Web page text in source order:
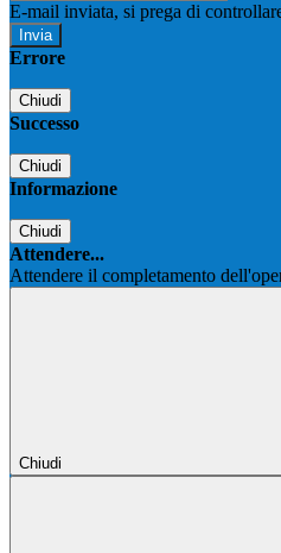
E-mail inviata, si prega di
Errore
Chiudi
Successo
Chiudi
Informazione
Chiudi
Attendere...
Attendere il completamento
Chiudi